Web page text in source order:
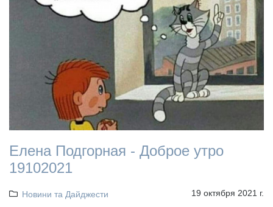
Елена Подгорная - Доброе утро
19102021
Новини та Дайджести 19 октября 2021 г.